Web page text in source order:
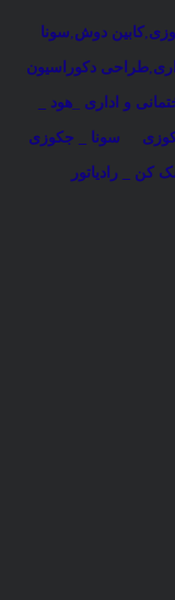
,کابین دوش سونا
,طراحی دکوراسیون
و اداری _هود _
سونا _ جکوزی
_ رادیاتور